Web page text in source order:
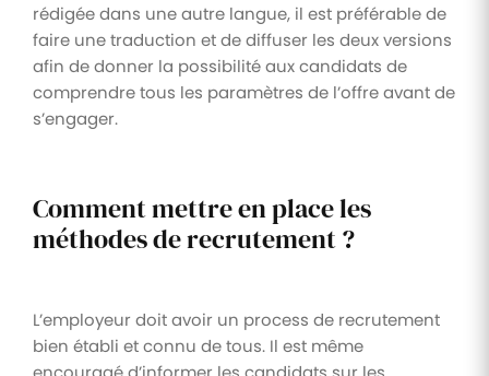
rédigée dans une autre langue, il est préférable de
faire une traduction et de diffuser les deux versions
afin de donner la possibilité aux candidats de
comprendre tous les paramètres de l’offre avant de
s’engager.
Comment mettre en place les
méthodes de recrutement ?
L’employeur doit avoir un process de recrutement
bien établi et connu de tous. Il est même